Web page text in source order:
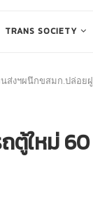
TRANS SOCIETY
ส่งฯผนึกขสมก.ปล่อยฝู
ใหม่ 60